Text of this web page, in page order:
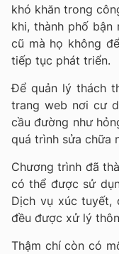
khó khăn trong
khi, thành phố
cũ mà họ không
tiếp tục phát triển.
Để quản lý thách
trang web nơi cư
cầu đường như
quá trình sửa chữa
Chương trình đã
có thể được sử
Dịch vụ xúc tuyết,
đều được xử lý
Thậm chí còn có